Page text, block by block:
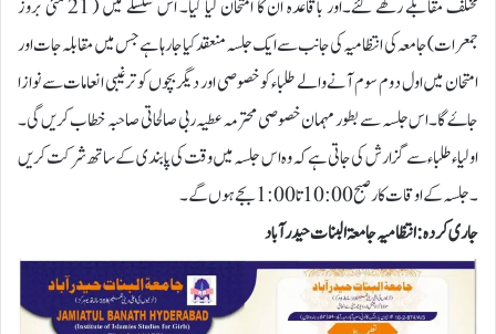
مختلف مقابلے رکھے گئے۔اور باقاعدہ ان کا امتحان لیا گیا۔ اس سلسلے میں ( 21 مئی بروز
جمعرات) جامعہ کی انتظامیہ کی جانب سے ایک جلسہ منعقد کیا جارہا ہے جس میں مقابلہ جات اور
امتحان میں اول دوم سوم آنے والے طلباء کو خصوصی اور دیگر بچوں کو ترغیبی انعامات سے نوازا
جاۓ گا۔اس جلسہ سے بطور مہمان خصوصی محترمہ عطیہ ربی صالحاتی صاحبہ خطاب کریں گی۔
اولیاء طلباء سے گزارش کی جاتی ہے کہ وہ اس جلسہ میں وقت کی پابندی کے ساتھ شرکت کریں
۔جلسہ کے اوقات کار صبح 10:00 تا 1:00 بجے ہوں گے ۔
جاری کردہ : انتظامیہ جامعۃ البنات حیدرآباد